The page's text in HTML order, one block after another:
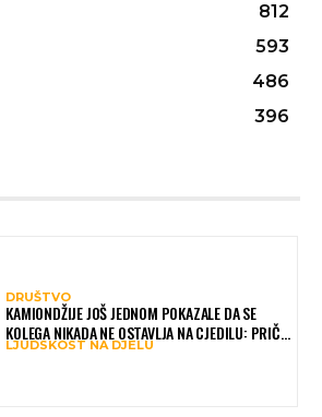
812
593
486
396
DRUŠTVO
KAMIONDŽIJE JOŠ JEDNOM POKAZALE DA SE
KOLEGA NIKADA NE OSTAVLJA NA CJEDILU: PRIČA
IZ HAMBURGA DIRNULA MNOGE
LJUDSKOST NA DJELU